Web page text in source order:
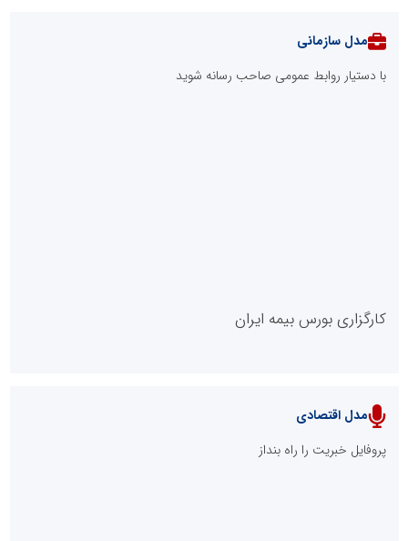
پایگاه خبری نهضت ملی مسکن
مدل سازمانی
با دستیار روابط عمومی صاحب رسانه شوید
کارگزاری بورس بیمه ایران
مدل اقتصادی
پروفایل خبریت را راه بنداز